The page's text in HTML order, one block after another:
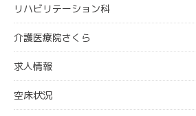
リハビリテーション科
介護医療院さくら
求人情報
空床状況